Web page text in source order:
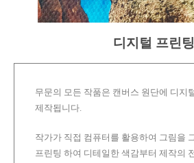
디지털 프린팅
무문의 모든 작품은 캔버스 원단에 디지
제작됩니다.
작가가 직접 컴퓨터를 활용하여 그림을
프린팅 하여 디테일한 색감부터 제작의